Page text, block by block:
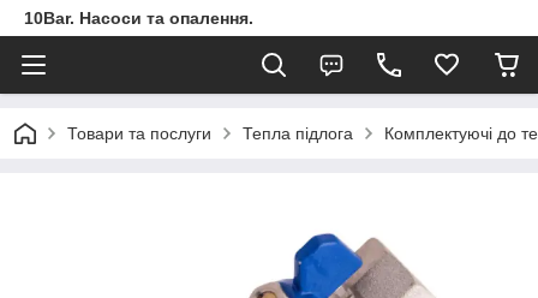
10Bar. Насоси та опалення.
Товари та послуги Тепла підлога Комплектуючі до